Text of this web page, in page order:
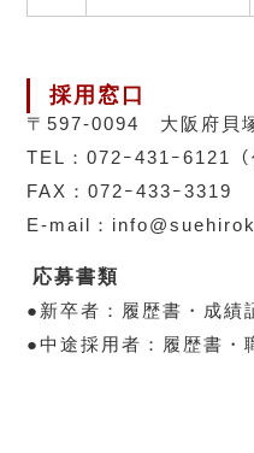
採用窓口
〒597-0094 大阪府
TEL：072ｰ431ｰ6121（
FAX：072ｰ433ｰ3319
E-mail：
応募書類
●新卒者：履歴書・成績
●中途採用者：履歴書・